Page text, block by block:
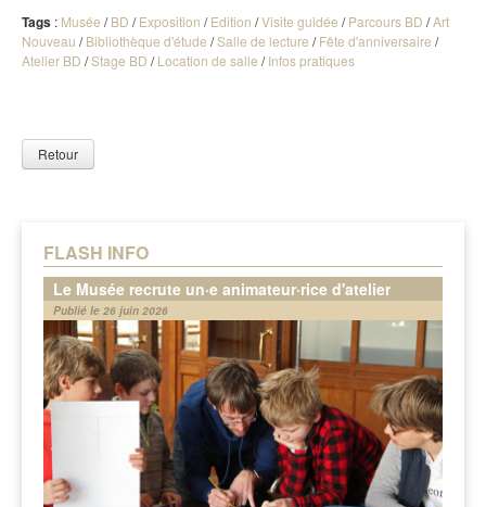
FLASH INFO
Le Musée recrute un·e animateur·rice d'atelier
Publié le 26 juin 2026
Tags : Musée /BD /Exposition /Edition /Visite guidée /Parcours BD /Art
Nouveau /Bibliothèque d'étude /Salle de lecture /Fête d'anniversaire /
Atelier BD /Stage BD /Location de salle /Infos pratiques
Retour